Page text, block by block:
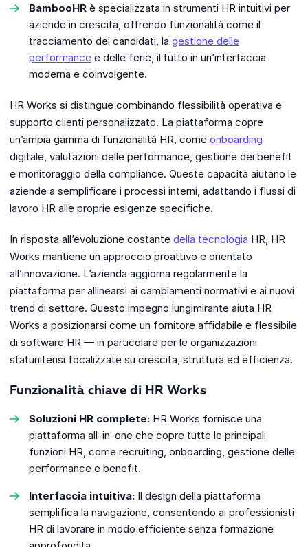
BambooHR è specializzata in strumenti HR intuitivi per
aziende in crescita, offrendo funzionalità come il
tracciamento dei candidati, la gestione delle
performance e delle ferie, il tutto in un’interfaccia
moderna e coinvolgente.
HR Works si distingue combinando flessibilità operativa e
supporto clienti personalizzato. La piattaforma copre
un’ampia gamma di funzionalità HR, come onboarding
digitale, valutazioni delle performance, gestione dei benefit
e monitoraggio della compliance. Queste capacità aiutano le
aziende a semplificare i processi interni, adattando i flussi di
lavoro HR alle proprie esigenze specifiche.
In risposta all’evoluzione costante della tecnologia HR, HR
Works mantiene un approccio proattivo e orientato
all’innovazione. L’azienda aggiorna regolarmente la
piattaforma per allinearsi ai cambiamenti normativi e ai nuovi
trend di settore. Questo impegno lungimirante aiuta HR
Works a posizionarsi come un fornitore affidabile e flessibile
di software HR — in particolare per le organizzazioni
statunitensi focalizzate su crescita, struttura ed efficienza.
Funzionalità chiave di HR Works
Soluzioni HR complete: HR Works fornisce una
piattaforma all-in-one che copre tutte le principali
funzioni HR, come recruiting, onboarding, gestione delle
performance e benefit.
Interfaccia intuitiva: Il design della piattaforma
semplifica la navigazione, consentendo ai professionisti
HR di lavorare in modo efficiente senza formazione